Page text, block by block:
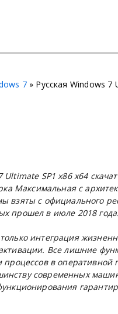
7» Русская Windows 7
UltimateSP1x86 x64
Максимальная с
взяты с официального
прошел в июле 2018 года.
интеграция
Все лишние
в оперативной
современных